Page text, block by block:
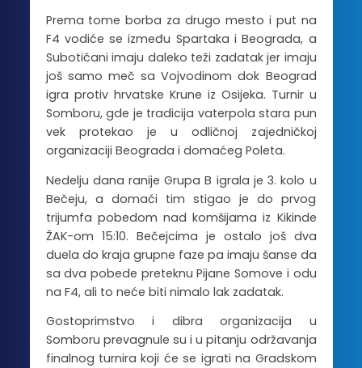
Prema tome borba za drugo mesto i put na
F4 vodiće se između Spartaka i Beograda, a
Subotičani imaju daleko teži zadatak jer imaju
još samo meč sa Vojvodinom dok Beograd
igra protiv hrvatske Krune iz Osijeka. Turnir u
Somboru, gde je tradicija vaterpola stara pun
vek protekao je u odličnoj zajedničkoj
organizaciji Beograda i domaćeg Poleta.
Nedelju dana ranije Grupa B igrala je 3. kolo u
Bečeju, a domaći tim stigao je do prvog
trijumfa pobedom nad komšijama iz Kikinde
ŽAK-om 15:10. Bečejcima je ostalo još dva
duela do kraja grupne faze pa imaju šanse da
sa dva pobede preteknu Pijane Somove i odu
na F4, ali to neće biti nimalo lak zadatak.
Gostoprimstvo i dibra organizacija u
Somboru prevagnule su i u pitanju održavanja
finalnog turnira koji će se igrati na Gradskom